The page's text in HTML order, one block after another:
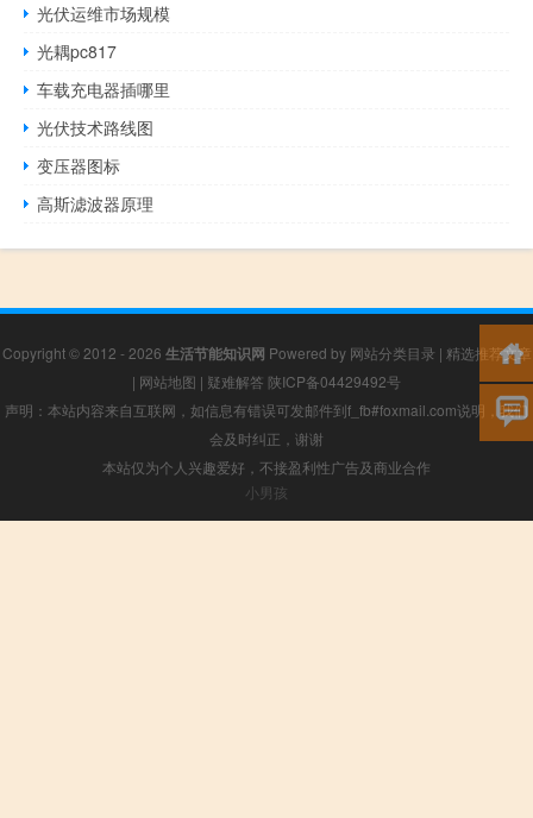
光伏运维市场规模
光耦pc817
车载充电器插哪里
光伏技术路线图
变压器图标
高斯滤波器原理
Copyright © 2012 - 2026 生活节能知识网 Powered by 网站分类目录 | 精选推荐文章
| 网站地图 | 疑难解答 陕ICP备04429492号
声明：本站内容来自互联网，如信息有错误可发邮件到f_fb#foxmail.com说明，我们
会及时纠正，谢谢
本站仅为个人兴趣爱好，不接盈利性广告及商业合作
小男孩